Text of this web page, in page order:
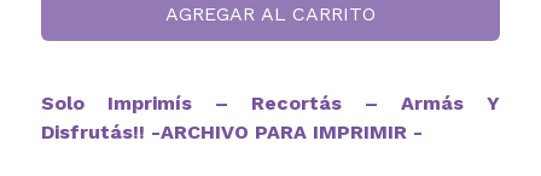
AGREGAR AL CARRITO
Solo Imprimís – Recortás – Armás Y
Disfrutás!! -ARCHIVO PARA IMPRIMIR -